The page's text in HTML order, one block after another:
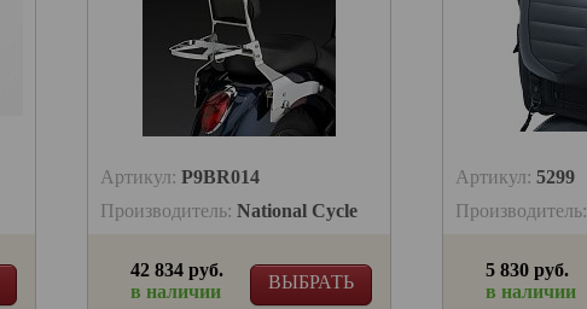
Артикул: P9BR014
Производитель: National Cycle
ВЫБРАТЬ
42 834 руб.
в наличии
Артикул: 5299
Производитель:
5 830 руб.
в наличии